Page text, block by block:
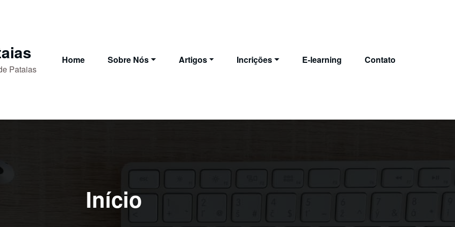
Pataias
Home Sobre Nós Artigos Incrições E-learning Contato
Início